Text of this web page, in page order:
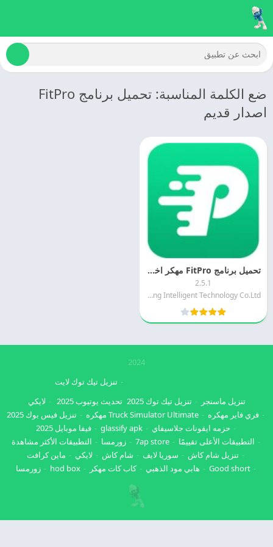
ضع الكلمة المناسبة: تحميل برنامج FitPro
اصدار قديم
تحميل برنامج FitPro مهكر اخر اصدار للاندرويد
2.5.1
Shenzhen jusheng Intelligent Technology Co.Ltd
2024
تنزيل ماسنجر تنزيل تيك توك 2025
تنزيل تيك توك لايت
تحديث يوتيوب 2025
لايكي
فري فاير مهكره
Truck Simulator Ultimate مهكره
تنزيل فيس بوك 2025
حزمه ايقونات جلاسيفاي
glassify apk
فيفا موبايل 2025
التطبيقات الأعلى تقييمًا
7ap store زورمسا
التطبيقات الأكثر مشاهدة
تنزيل شام كاش
سوريا لايف شام كاش لايكي
ماين كرافت
Good short
هابي مود الذهبي كاب كات مهكر hod box زورمسا